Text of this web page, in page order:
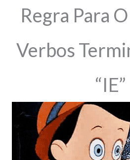
Regra Para
Verbos
“IE”